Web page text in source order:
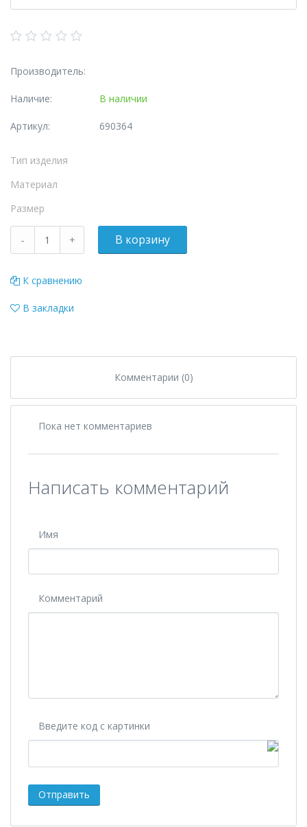
Производитель:
Наличие: В наличии
Артикул: 690364
Тип изделия
Материал
Размер
К сравнению
В закладки
Комментарии (0)
Пока нет комментариев
Написать комментарий
Имя
Комментарий
Введите код с картинки